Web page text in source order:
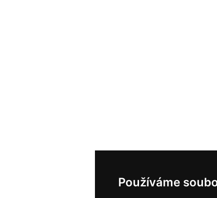
Používáme